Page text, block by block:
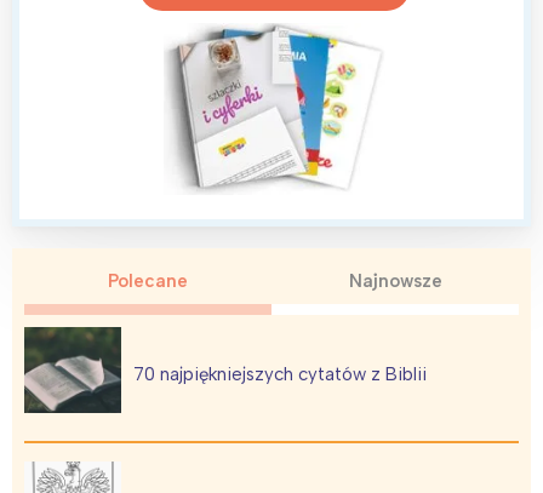
Polecane Najnowsze
70 najpiękniejszych cytatów z Biblii